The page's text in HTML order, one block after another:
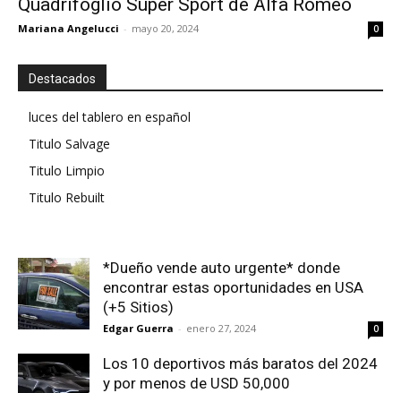
Quadrifoglio Super Sport de Alfa Romeo
Mariana Angelucci - mayo 20, 2024 0
Destacados
luces del tablero en español
Titulo Salvage
Titulo Limpio
Titulo Rebuilt
*Dueño vende auto urgente* donde
encontrar estas oportunidades en USA
(+5 Sitios)
Edgar Guerra - enero 27, 2024 0
Los 10 deportivos más baratos del 2024
y por menos de USD 50,000